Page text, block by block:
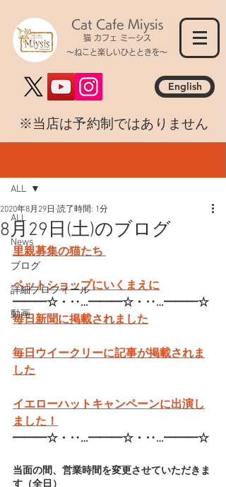
Cat Cafe Miysis
猫 カフェ ミーシス
～ねこと楽しいひとときを～
English
​※当店は予約制ではありません
ALL
News
ブログ
詳細プロフィール
動画
ALL
8月29日(土)のブログ
2020年8月29日 読了時間: 1分
里親募集の猫たち
ペットショップにいくまえに
━━━☆・‥…━━━☆・‥…━━━☆
毎日新聞に掲載されました
毎日ウイークリーに記事が掲載されま
した
イエローハットキャンペーンに出演し
ました！
━━━☆・‥…━━━☆・‥…━━━☆
当面の間、営業時間を変更させていただきま
す（全日）